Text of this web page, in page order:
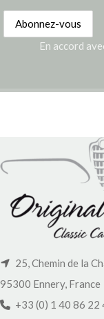
En accord
25, Chemin de la
95300 Ennery, France
+33 (0) 1 40 86 22